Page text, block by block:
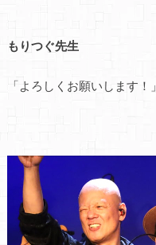
もりつぐ先生
「よろしくお願いします！」